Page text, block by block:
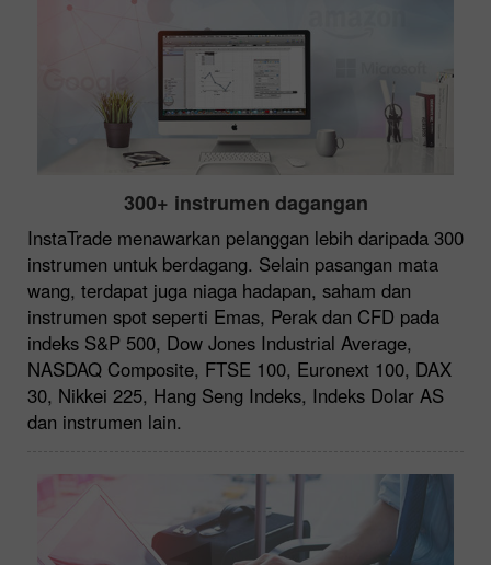
300+ instrumen dagangan
InstaTrade menawarkan pelanggan lebih daripada 300
instrumen untuk berdagang. Selain pasangan mata
wang, terdapat juga niaga hadapan, saham dan
instrumen spot seperti Emas, Perak dan CFD pada
indeks S&P 500, Dow Jones Industrial Average,
NASDAQ Composite, FTSE 100, Euronext 100, DAX
30, Nikkei 225, Hang Seng Indeks, Indeks Dolar AS
dan instrumen lain.